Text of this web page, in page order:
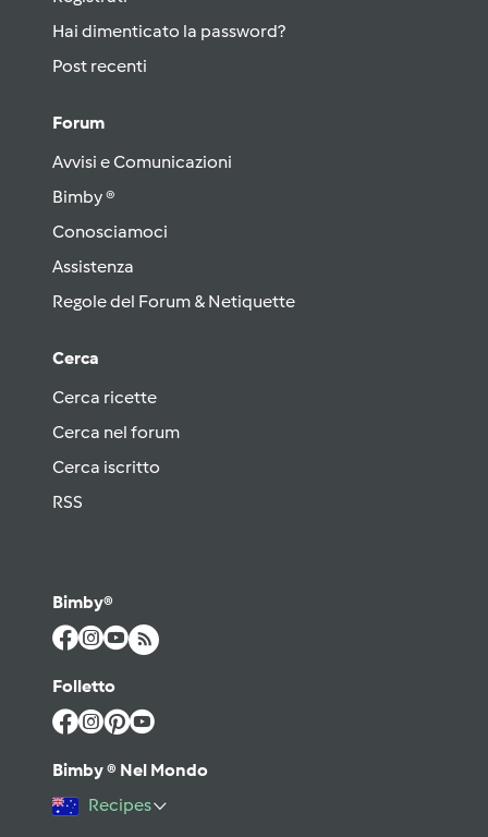
Hai dimenticato la password?
Post recenti
Forum
Avvisi e Comunicazioni
Bimby ®
Conosciamoci
Assistenza
Regole del Forum & Netiquette
Cerca
Cerca ricette
Cerca nel forum
Cerca iscritto
RSS
Bimby®
Folletto
Bimby ® Nel Mondo
Recipes